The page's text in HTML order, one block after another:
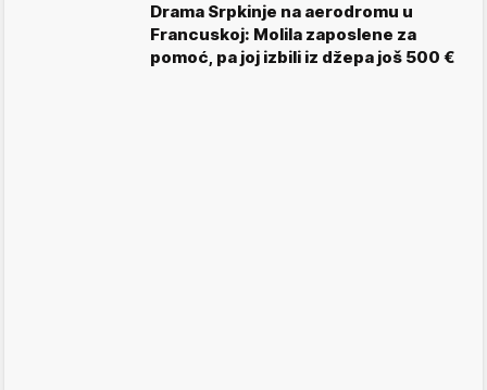
Drama Srpkinje na aerodromu u
Francuskoj: Molila zaposlene za
pomoć, pa joj izbili iz džepa još 500 €